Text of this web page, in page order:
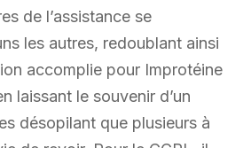
de l’assistance se
les autres, redoublant ainsi
accomplie pour Improtéine
laissant le souvenir d’un
désopilant que plusieurs à